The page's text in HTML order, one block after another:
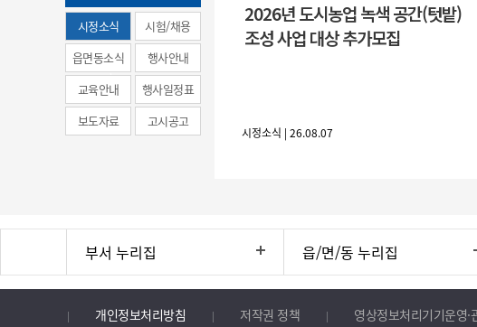
시정소식
(municipal
news)
2026년 도시농업 녹색 공간(텃밭)
조성 사업 대상 추가모집
시정소식 | 26.08.07
시험/채용
읍면동소식
행사안내
교육안내
행사일정표
보도자료
고시공고
부서 누리집 읍/면/동 누리집
개인정보처리방침 저작권 정책 영상정보처리기기운영·